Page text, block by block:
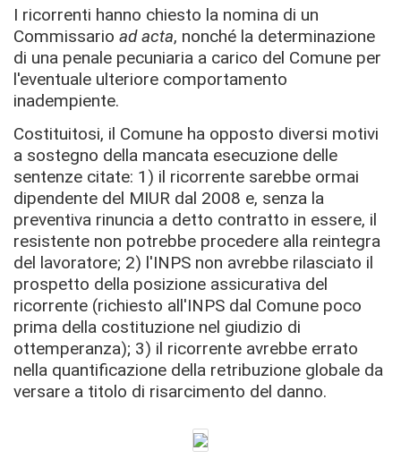
I ricorrenti hanno chiesto la nomina di un
Commissario ad acta, nonché la determinazione
di una penale pecuniaria a carico del Comune per
l'eventuale ulteriore comportamento
inadempiente.
Costituitosi, il Comune ha opposto diversi motivi
a sostegno della mancata esecuzione delle
sentenze citate: 1) il ricorrente sarebbe ormai
dipendente del MIUR dal 2008 e, senza la
preventiva rinuncia a detto contratto in essere, il
resistente non potrebbe procedere alla reintegra
del lavoratore; 2) l'INPS non avrebbe rilasciato il
prospetto della posizione assicurativa del
ricorrente (richiesto all'INPS dal Comune poco
prima della costituzione nel giudizio di
ottemperanza); 3) il ricorrente avrebbe errato
nella quantificazione della retribuzione globale da
versare a titolo di risarcimento del danno.